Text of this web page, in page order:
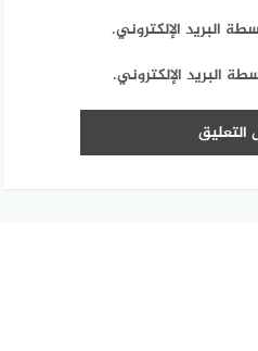
البريد الإلكتروني.
البريد الإلكتروني.